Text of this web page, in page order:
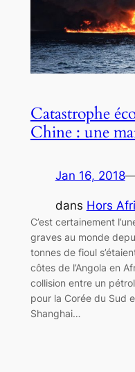
Catastrophe
Chine : une
Jan 16, 2018
dans Hors
C’est certainement
graves au monde
tonnes de fioul
côtes de l’Angola en
collision entre un
pour la Corée du Sud
Shanghai…